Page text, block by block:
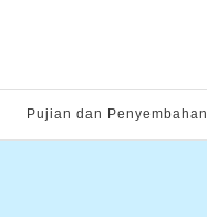
Pujian dan Penyembahan